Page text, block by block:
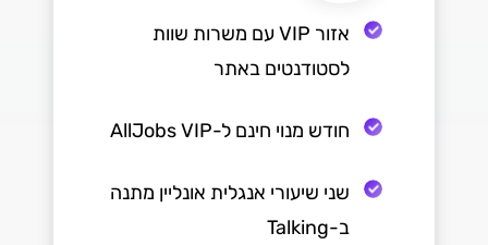
אזור VIP עם משרות שוות
לסטודנטים באתר
חודש מנוי חינם ל-AllJobs VIP
שני שיעורי אנגלית אונליין מתנה
ב-Talking